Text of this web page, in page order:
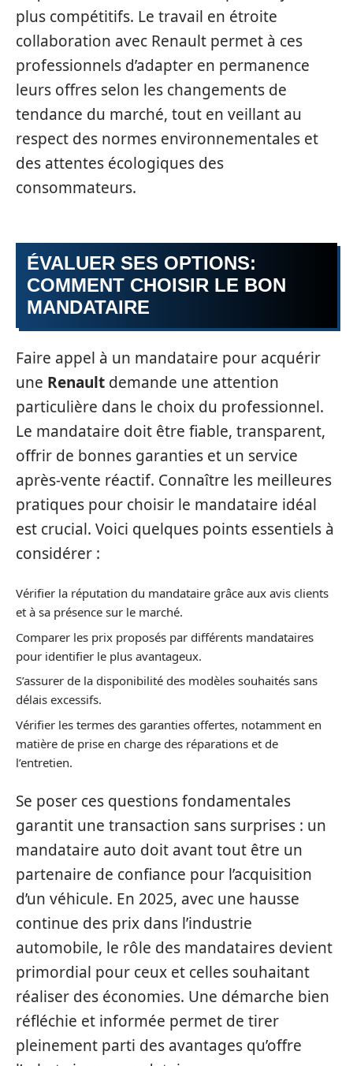
plus compétitifs. Le travail en étroite
collaboration avec Renault permet à ces
professionnels d’adapter en permanence
leurs offres selon les changements de
tendance du marché, tout en veillant au
respect des normes environnementales et
des attentes écologiques des
consommateurs.
ÉVALUER SES OPTIONS:
COMMENT CHOISIR LE BON
MANDATAIRE
Faire appel à un mandataire pour acquérir
une Renault demande une attention
particulière dans le choix du professionnel.
Le mandataire doit être fiable, transparent,
offrir de bonnes garanties et un service
après-vente réactif. Connaître les meilleures
pratiques pour choisir le mandataire idéal
est crucial. Voici quelques points essentiels à
considérer :
Vérifier la réputation du mandataire grâce aux avis clients
et à sa présence sur le marché.
Comparer les prix proposés par différents mandataires
pour identifier le plus avantageux.
S’assurer de la disponibilité des modèles souhaités sans
délais excessifs.
Vérifier les termes des garanties offertes, notamment en
matière de prise en charge des réparations et de
l’entretien.
Se poser ces questions fondamentales
garantit une transaction sans surprises : un
mandataire auto doit avant tout être un
partenaire de confiance pour l’acquisition
d’un véhicule. En 2025, avec une hausse
continue des prix dans l’industrie
automobile, le rôle des mandataires devient
primordial pour ceux et celles souhaitant
réaliser des économies. Une démarche bien
réfléchie et informée permet de tirer
pleinement parti des avantages qu’offre